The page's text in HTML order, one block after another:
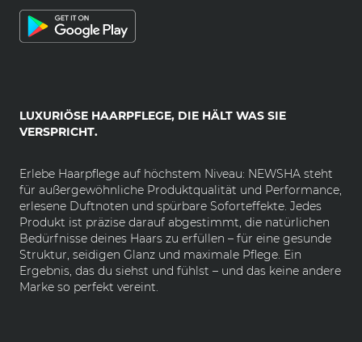
LUXURIÖSE HAARPFLEGE, DIE HÄLT WAS SIE
VERSPRICHT.
Erlebe Haarpflege auf höchstem Niveau: NEWSHA steht
für außergewöhnliche Produktqualität und Performance,
erlesene Duftnoten und spürbare Soforteffekte. Jedes
Produkt ist präzise darauf abgestimmt, die natürlichen
Bedürfnisse deines Haars zu erfüllen – für eine gesunde
Struktur, seidigen Glanz und maximale Pflege. Ein
Ergebnis, das du siehst und fühlst – und das keine andere
Marke so perfekt vereint.